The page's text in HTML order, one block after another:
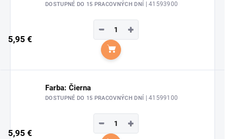
DOSTUPNÉ DO 15 PRACOVNÝCH DNÍ | 41593900
5,95 €
+
−
Do košíka
Farba: Čierna
DOSTUPNÉ DO 15 PRACOVNÝCH DNÍ | 41599100
5,95 €
+
−